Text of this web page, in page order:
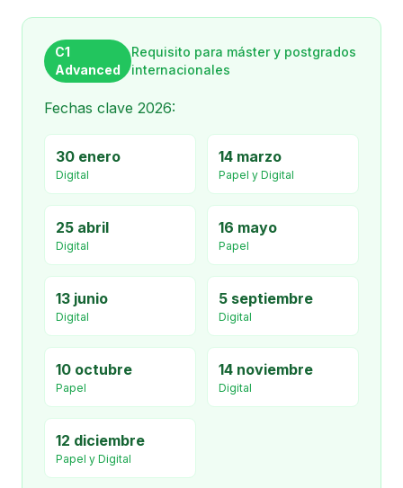
C1
Advanced
Requisito para máster y postgrados
internacionales
Fechas clave 2026:
30 enero
Digital
14 marzo
Papel y Digital
25 abril
Digital
16 mayo
Papel
13 junio
Digital
5 septiembre
Digital
10 octubre
Papel
14 noviembre
Digital
12 diciembre
Papel y Digital